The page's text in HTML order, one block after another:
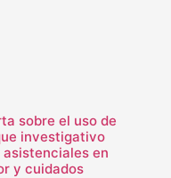
sobre el uso de
investigativo
en
y cuidados